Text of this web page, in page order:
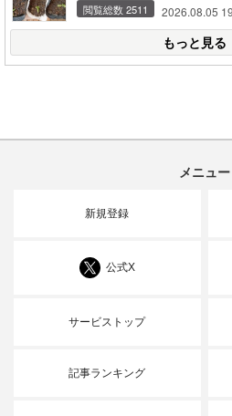
閲覧総数 2511 2026.08.05
もっと見る
メニュー
新規登録
公式X
サービストップ
記事ランキング